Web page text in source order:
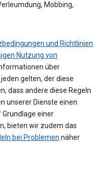
Mobbing,
und Richtlinien
Nutzung von
über
gelten, der diese
dass andere diese Regeln
unserer Dienste einen
Grundlage einer
bieten wir zudem das
bei Problemen näher